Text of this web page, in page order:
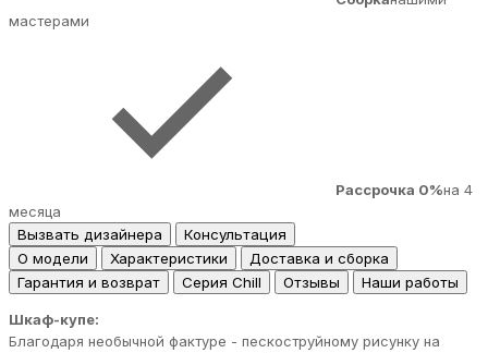
мастерами
Рассрочка 0%на 4
месяца
Вызвать дизайнера
Консультация
О модели
Характеристики
Доставка и сборка
Гарантия и возврат
Серия Chill Отзывы Наши работы
Шкаф-купе:
Благодаря необычной фактуре - пескоструйному рисунку на